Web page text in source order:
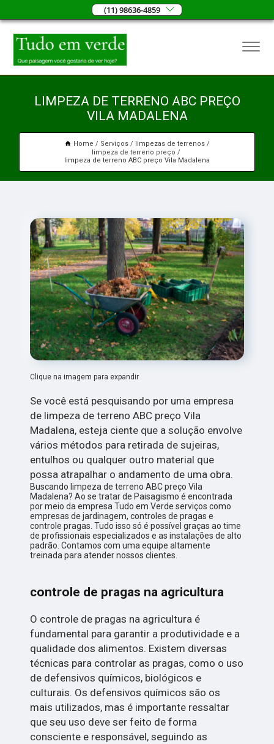
(11) 98636-4859
LIMPEZA DE TERRENO ABC PREÇO
VILA MADALENA
Home Serviços
limpezas de terrenos
limpeza de terreno preço
limpeza de terreno ABC preço Vila Madalena
Clique na imagem para expandir
Se você está pesquisando por uma empresa
de limpeza de terreno ABC preço Vila
Madalena, esteja ciente que a solução envolve
vários métodos para retirada de sujeiras,
entulhos ou qualquer outro material que
possa atrapalhar o andamento de uma obra.
Buscando limpeza de terreno ABC preço Vila
Madalena? Ao se tratar de Paisagismo é encontrada
por meio da empresa Tudo em Verde serviços como
empresas de jardinagem, controles de pragas e
controle pragas. Tudo isso só é possível graças ao time
de profissionais especializados e as instalações de alto
padrão. Contamos com uma equipe altamente
treinada para atender nossos clientes.
controle de pragas na agricultura
O controle de pragas na agricultura é
fundamental para garantir a produtividade e a
qualidade dos alimentos. Existem diversas
técnicas para controlar as pragas, como o uso
de defensivos químicos, biológicos e
culturais. Os defensivos químicos são os
mais utilizados, mas é importante ressaltar
que seu uso deve ser feito de forma
consciente e responsável, seguindo as